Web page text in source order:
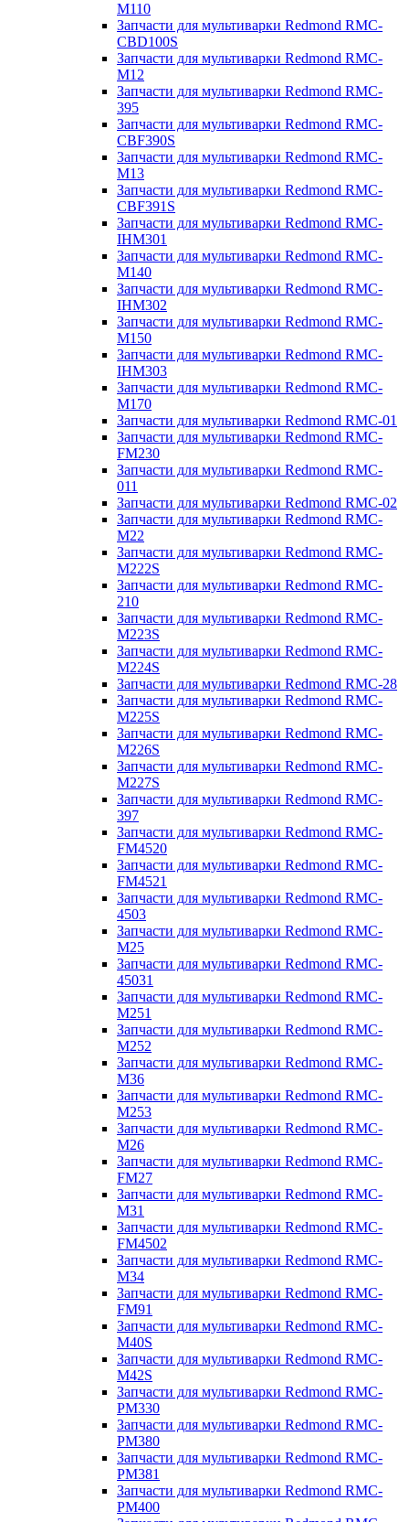
M110
Запчасти для мультиварки Redmond RMC-
CBD100S
Запчасти для мультиварки Redmond RMC-
M12
Запчасти для мультиварки Redmond RMC-
395
Запчасти для мультиварки Redmond RMC-
CBF390S
Запчасти для мультиварки Redmond RMC-
M13
Запчасти для мультиварки Redmond RMC-
CBF391S
Запчасти для мультиварки Redmond RMC-
IHM301
Запчасти для мультиварки Redmond RMC-
M140
Запчасти для мультиварки Redmond RMC-
IHM302
Запчасти для мультиварки Redmond RMC-
M150
Запчасти для мультиварки Redmond RMC-
IHM303
Запчасти для мультиварки Redmond RMC-
M170
Запчасти для мультиварки Redmond RMC-01
Запчасти для мультиварки Redmond RMC-
FM230
Запчасти для мультиварки Redmond RMC-
011
Запчасти для мультиварки Redmond RMC-02
Запчасти для мультиварки Redmond RMC-
M22
Запчасти для мультиварки Redmond RMC-
M222S
Запчасти для мультиварки Redmond RMC-
210
Запчасти для мультиварки Redmond RMC-
M223S
Запчасти для мультиварки Redmond RMC-
M224S
Запчасти для мультиварки Redmond RMC-28
Запчасти для мультиварки Redmond RMC-
M225S
Запчасти для мультиварки Redmond RMC-
M226S
Запчасти для мультиварки Redmond RMC-
M227S
Запчасти для мультиварки Redmond RMC-
397
Запчасти для мультиварки Redmond RMC-
FM4520
Запчасти для мультиварки Redmond RMC-
FM4521
Запчасти для мультиварки Redmond RMC-
4503
Запчасти для мультиварки Redmond RMC-
M25
Запчасти для мультиварки Redmond RMC-
45031
Запчасти для мультиварки Redmond RMC-
M251
Запчасти для мультиварки Redmond RMC-
M252
Запчасти для мультиварки Redmond RMC-
M36
Запчасти для мультиварки Redmond RMC-
M253
Запчасти для мультиварки Redmond RMC-
M26
Запчасти для мультиварки Redmond RMC-
FM27
Запчасти для мультиварки Redmond RMC-
M31
Запчасти для мультиварки Redmond RMC-
FM4502
Запчасти для мультиварки Redmond RMC-
M34
Запчасти для мультиварки Redmond RMC-
FM91
Запчасти для мультиварки Redmond RMC-
M40S
Запчасти для мультиварки Redmond RMC-
M42S
Запчасти для мультиварки Redmond RMC-
PM330
Запчасти для мультиварки Redmond RMC-
PM380
Запчасти для мультиварки Redmond RMC-
PM381
Запчасти для мультиварки Redmond RMC-
PM400